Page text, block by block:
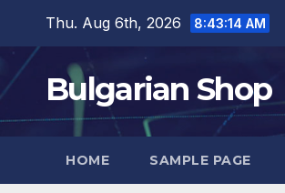
content
Thu. Aug 6th, 2026 8:43:15 AM
Bulgarian Shop
HOME SAMPLE PAGE